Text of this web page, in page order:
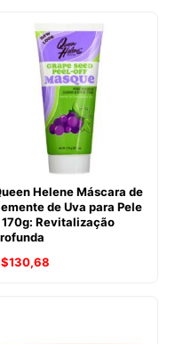
Helene Máscara de
de Uva para Pele
170g: Revitalização
130,68